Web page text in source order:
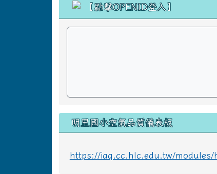
明里國小空氣品質儀表板
https://iaq.cc.hlc.edu.tw/modules/